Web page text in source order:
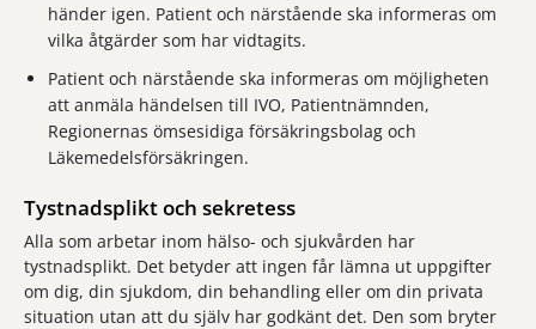
händer igen. Patient och närstående ska informeras om
vilka åtgärder som har vidtagits.
Patient och närstående ska informeras om möjligheten
att anmäla händelsen till IVO, Patientnämnden,
Regionernas ömsesidiga försäkringsbolag och
Läkemedelsförsäkringen.
Tystnadsplikt och sekretess
Alla som arbetar inom hälso- och sjukvården har
tystnadsplikt. Det betyder att ingen får lämna ut uppgifter
om dig, din sjukdom, din behandling eller om din privata
situation utan att du själv har godkänt det. Den som bryter